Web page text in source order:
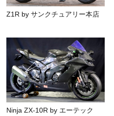
Z1R by サンクチュアリー本店
Ninja ZX-10R by エーテック